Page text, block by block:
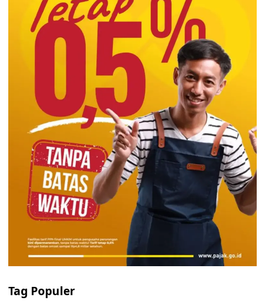
Tag Populer